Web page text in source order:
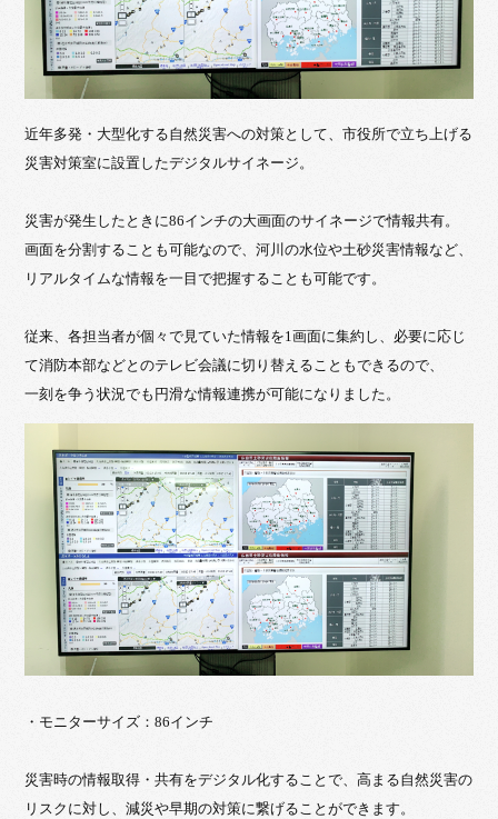
近年多発・大型化する自然災害への対策として、市役所で立ち上げる
災害対策室に設置したデジタルサイネージ。
災害が発生したときに86インチの大画面のサイネージで情報共有。
画面を分割することも可能なので、河川の水位や土砂災害情報など、
リアルタイムな情報を一目で把握することも可能です。
従来、各担当者が個々で見ていた情報を1画面に集約し、必要に応じ
て消防本部などとのテレビ会議に切り替えることもできるので、
一刻を争う状況でも円滑な情報連携が可能になりました。
・モニターサイズ：86インチ
災害時の情報取得・共有をデジタル化することで、高まる自然災害の
リスクに対し、減災や早期の対策に繋げることができます。